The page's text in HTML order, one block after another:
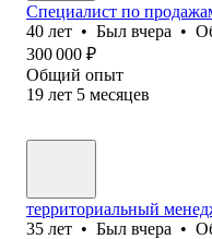
Специалист по
40 лет • Был вчера •
300 000 ₽
Общий опыт
19 лет 5 месяцев
территориальный
35 лет • Был вчера •